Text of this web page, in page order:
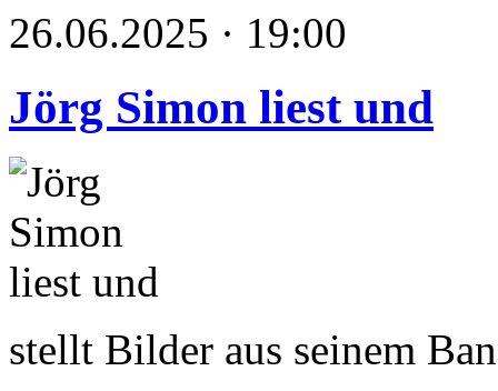
26.06.2025 · 19:00
Jörg Simon liest und
stellt Bilder aus seinem